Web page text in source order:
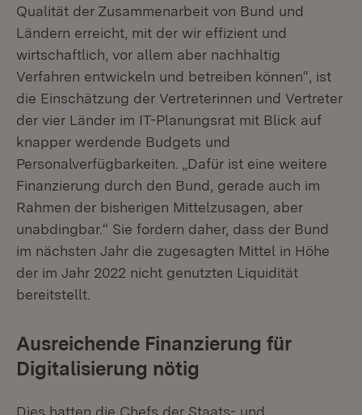
Qualität der Zusammenarbeit von Bund und
Ländern erreicht, mit der wir effizient und
wirtschaftlich, vor allem aber nachhaltig
Verfahren entwickeln und betreiben können“, ist
die Einschätzung der Vertreterinnen und Vertreter
der vier Länder im IT-Planungsrat mit Blick auf
knapper werdende Budgets und
Personalverfügbarkeiten. „Dafür ist eine weitere
Finanzierung durch den Bund, gerade auch im
Rahmen der bisherigen Mittelzusagen, aber
unabdingbar.“ Sie fordern daher, dass der Bund
im nächsten Jahr die zugesagten Mittel in Höhe
der im Jahr 2022 nicht genutzten Liquidität
bereitstellt.
Ausreichende Finanzierung für
Digitalisierung nötig
Dies hatten die Chefs der Staats- und